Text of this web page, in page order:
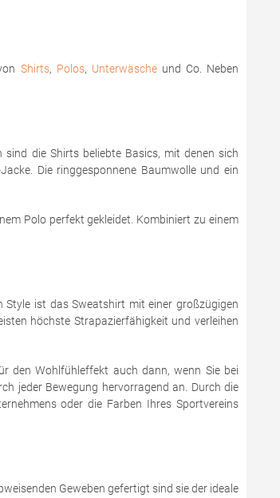
Shirts, Polos, Unterwäscheund Co. Neben
die Shirts beliebte Basics, mit denen sich
Die ringgesponnene Baumwolle und ein
Polo perfekt gekleidet. Kombiniert zu einem
Style ist das Sweatshirt mit einer großzügigen
höchste Strapazierfähigkeit und verleihen
den Wohlfühleffekt auch dann, wenn Sie bei
jeder Bewegung hervorragend an. Durch die
oder die Farben Ihres Sportvereins
Geweben gefertigt sind sie der ideale